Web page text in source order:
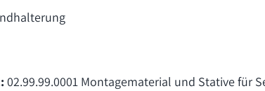
02.99.99.0001 Montagematerial und Stative für